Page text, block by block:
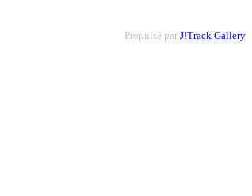
Propulsé par J!Track Gallery